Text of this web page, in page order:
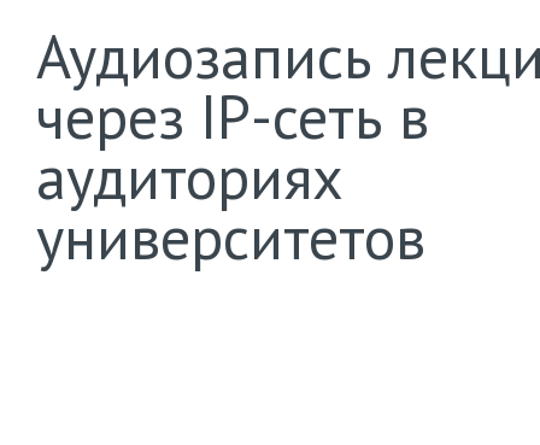
Аудиозапись
через IP-сеть в
аудиториях
университетов